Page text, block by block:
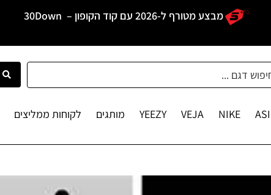
מבצע מטורף ל-2026 עם קוד הקופון – 30Down
NIKE
VEJA
YEEZY מותגים לקוחות ממליצים